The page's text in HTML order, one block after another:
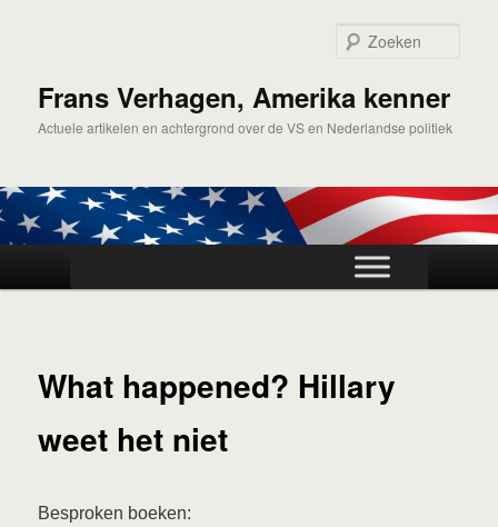
inhoudFrans Verhagen, Amerika kenner
Actuele artikelen en achtergrond over de VS en Nederlandse politiek
What happened? Hillary
weet het niet
Besproken boeken: